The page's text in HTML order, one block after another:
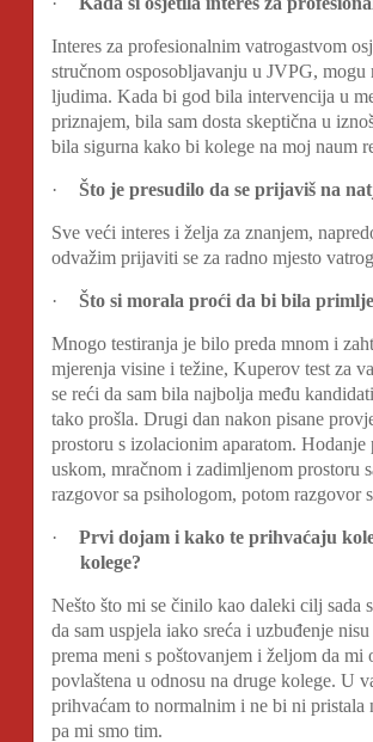
Interes za profesionalnim vatrogastvom
stručnom osposobljavanju u JVPG,
ljudima. Kada bi god bila intervencija u
priznajem, bila sam dosta skeptična u
bila sigurna kako bi kolege na moj naum
· Što je presudilo da se prijaviš na
Sve veći interes i želja za znanjem,
odvažim prijaviti se za radno mjesto
· Što si morala proći da bi bila
Mnogo testiranja je bilo preda mnom i
mjerenja visine i težine, Kuperov test za
se reći da sam bila najbolja među
tako prošla. Drugi dan nakon pisane
prostoru s izolacionim aparatom.
uskom, mračnom i zadimljenom prostoru
razgovor sa psihologom, potom razgovor
·
Prvi dojam i kako te prihvaćaju
kolege?
Nešto što mi se činilo kao daleki cilj sada
da sam uspjela iako sreća i uzbuđenje
prema meni s poštovanjem i željom da
povlaštena u odnosu na druge kolege. U
prihvaćam to normalnim i ne bi ni
pa mi smo tim.